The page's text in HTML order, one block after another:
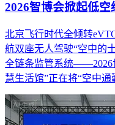
2026智博会掀起低
北京飞行时代全倾转
航双座无人驾驶“空中的
全链条监管系统——2026
慧生活馆”正在将“空中通